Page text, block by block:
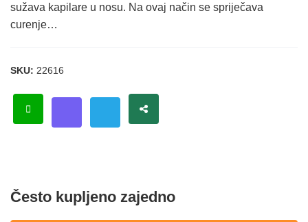
sužava kapilare u nosu. Na ovaj način se spriječava
curenje…
SKU: 22616
Često kupljeno zajedno